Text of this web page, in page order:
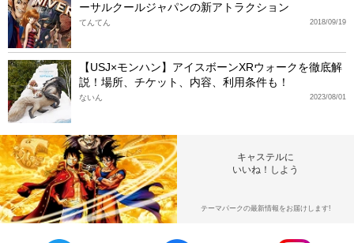
ーサルクールジャパンの新アトラクション
2018/09/19
てんてん
【USJ×モンハン】アイスボーンXRウォークを徹底解
説！場所、チケット、内容、利用条件も！
2023/08/01
ないん
キャステルに
いいね！しよう
テーマパークの最新情報をお届けします!